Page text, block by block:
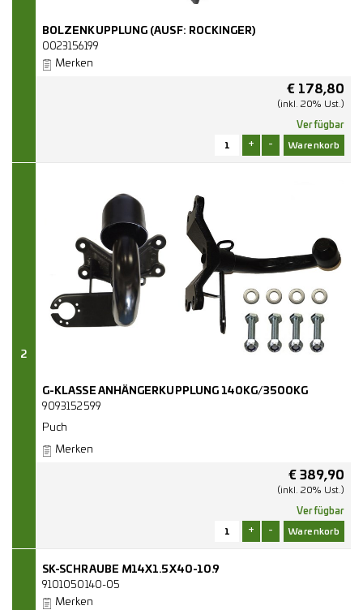
BOLZENKUPPLUNG (AUSF: ROCKINGER)
0023156199
Merken
€ 178,80
(inkl. 20% Ust.)
Verfügbar
+ -
2
G-KLASSE ANHÄNGERKUPPLUNG 140KG/3500KG
9093152599
Puch
Merken
€ 389,90
(inkl. 20% Ust.)
Verfügbar
+ -
SK-SCHRAUBE M14X1.5X40-10.9
9101050140-05
Merken